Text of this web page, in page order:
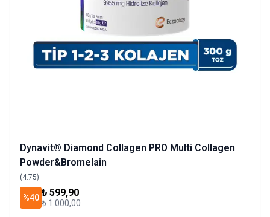
Dynavit® Diamond Collagen PRO Multi Collagen
Powder&Bromelain
(4.75)
%40 ₺ 599,90
₺ 1.000,00